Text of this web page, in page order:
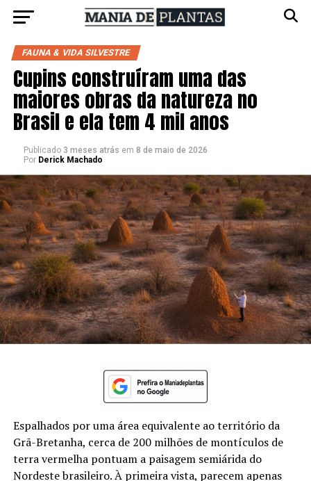
FAUNA & VIDA SILVESTRE
Cupins construíram uma das
maiores obras da natureza no
Brasil e ela tem 4 mil anos
Publicado 3 meses atrás em 8 de maio de 2026
Por Derick Machado
Espalhados por uma área equivalente ao território da
Grã-Bretanha, cerca de 200 milhões de montículos de
terra vermelha pontuam a paisagem semiárida do
Nordeste brasileiro. À primeira vista, parecem apenas